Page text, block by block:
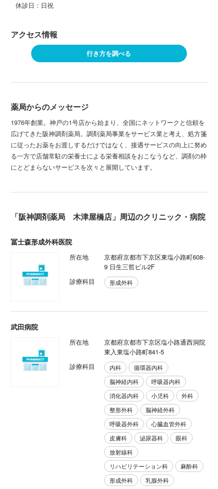
休診日：日祝
アクセス情報
行き方を調べる
薬局からのメッセージ
1976年創業。神戸の1号店から始まり、全国にネットワークと信頼を
広げてきた阪神調剤薬局。調剤薬局事業をサービス業と考え、処方箋
に従ったお薬をお渡しするだけではなく、接遇サービスの向上に努め
る一方で店舗常駐の栄養士による栄養相談をおこなうなど、調剤の枠
にとどまらないサービスを次々と展開しています。
「阪神調剤薬局 木津屋橋店」周辺のクリニック・病院
冨士森形成外科医院
所在地
京都府京都市下京区東塩小路町608-
9 日生三哲ビル2F
診療科目
形成外科
武田病院
所在地
京都府京都市下京区塩小路通西洞院
東入東塩小路町841-5
診療科目
内科
循環器内科
脳神経内科
呼吸器内科
消化器内科
小児科
外科
整形外科
脳神経外科
呼吸器外科
心臓血管外科
皮膚科
泌尿器科
眼科
放射線科
リハビリテーション科
麻酔科
形成外科
乳腺外科